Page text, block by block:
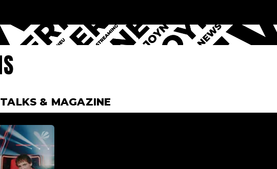
TALKS & MAGAZINE